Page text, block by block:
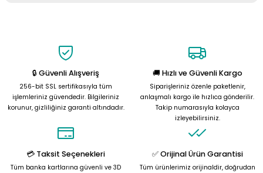
Görüş ve önerileriniz için teşekkür ederiz.
Ürün resmi kalitesiz, bozuk veya görüntülenemiyor.
Ürün açıklamasında eksik bilgiler bulunuyor.
Ürün bilgilerinde hatalar bulunuyor.
Ürün fiyatı diğer sitelerden daha pahalı.
🔒 Güvenli Alışveriş
256-bit SSL sertifikasıyla tüm
işlemleriniz güvendedir. Bilgileriniz
korunur, gizliliğiniz garanti altındadır.
🚚 Hızlı ve Güvenli Kargo
Siparişleriniz özenle paketlenir,
anlaşmalı kargo ile hızlıca gönderilir.
Takip numarasıyla kolayca
izleyebilirsiniz.
💳 Taksit Seçenekleri
Tüm banka kartlarına güvenli ve 3D
✅ Orijinal Ürün Garantisi
Tüm ürünlerimiz orijinaldir, doğrudan